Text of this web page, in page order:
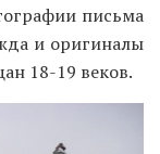
письма
и оригиналы
18-19 веков.